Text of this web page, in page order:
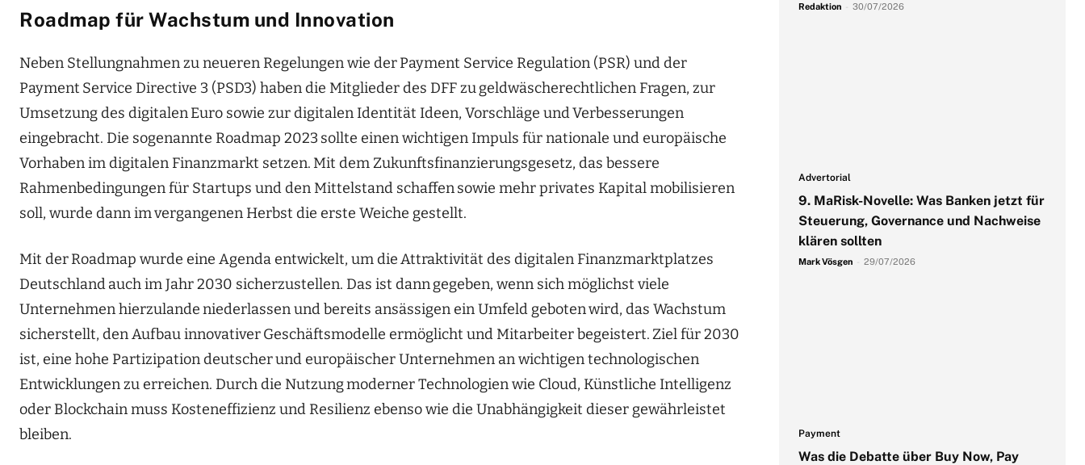
Roadmap für Wachstum und Innovation
Neben Stellungnahmen zu neueren Regelungen wie derPayment Service Regulation (PSR) und der
Payment Service Directive 3 (PSD3) haben die Mitglieder des DFF zugeldwäscherechtlichen Fragen, zur
Umsetzung des digitalenEuro sowie zur digitalen Identität Ideen, Vorschläge undVerbesserungen
eingebracht. Die sogenannte Roadmap 2023 sollte einen wichtigen Impuls für nationale und europäische
Vorhaben im digitalen Finanzmarkt setzen. Mit dem Zukunftsfinanzierungsgesetz, das bessere
Rahmenbedingungen für Startups und den Mittelstand schaffensowie mehr privates Kapital mobilisieren
soll, wurde dann imvergangenen Herbst die erste Weiche gestellt.
Mit derRoadmap wurde eine Agenda entwickelt, um dieAttraktivität des digitalen Finanzmarktplatzes
Deutschlandauch im Jahr 2030 sicherzustellen. Das ist danngegeben, wenn sich möglichst viele
Unternehmen hierzulandeniederlassen und bereits ansässigen ein Umfeld gebotenwird, das Wachstum
sicherstellt, den Aufbau innovativerGeschäftsmodelle ermöglicht und Mitarbeiter begeistert.Ziel für 2030
ist, eine hohe Partizipation deutscherund europäischer Unternehmen an wichtigen technologischen
Entwicklungen zu erreichen. Durch die Nutzungmoderner Technologien wie Cloud, Künstliche Intelligenz
oder Blockchain muss Kosteneffizienz und Resilienz ebenso wie die Unabhängigkeit dieser gewährleistet
bleiben.
Redaktion 30/07/2026
Advertorial
9. MaRisk-Novelle: Was Banken jetzt für
Steuerung, Governance und Nachweise
klären sollten
Mark Vösgen 29/07/2026
Payment
Was die Debatte über Buy Now, Pay